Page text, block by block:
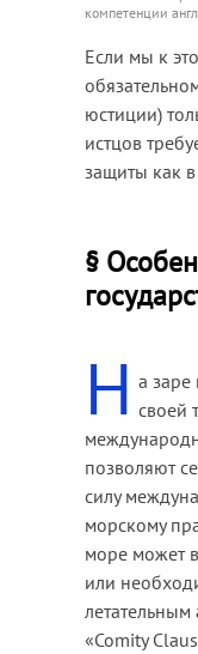
компетенции
Если мы к
юстиции)
истцов
защиты как
§
Н а заре
своей
позволяют
силу
морскому
море может
или
«Comity